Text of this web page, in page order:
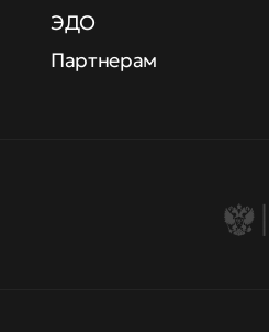
ЭДО
Партнерам